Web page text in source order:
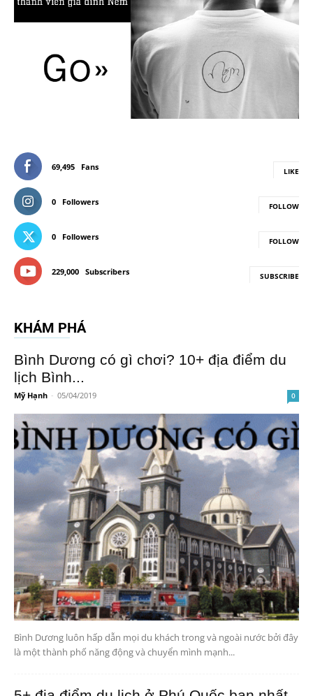
69,495 Fans LIKE
0 Followers FOLLOW
0 Followers FOLLOW
229,000 Subscribers SUBSCRIBE
KHÁM PHÁ
Bình Dương có gì chơi? 10+ địa điểm du
lịch Bình...
Mỹ Hạnh - 05/04/2019 0
Bình Dương luôn hấp dẫn mọi du khách trong và ngoài nước bởi đây
là một thành phố năng động và chuyển mình mạnh...